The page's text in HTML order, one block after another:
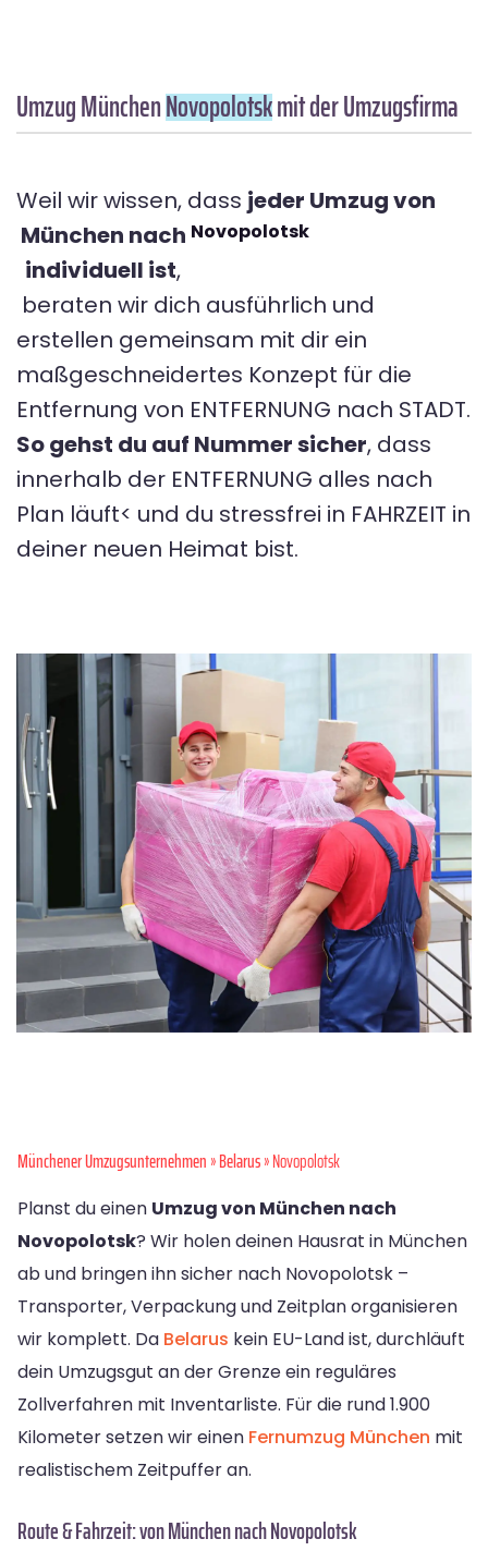
Umzug MünchenNovopolotskmit der Umzugsfirma
Weil wir wissen, dass jeder Umzug von
München nach Novopolotsk
individuell ist,
beraten wir dich ausführlich und
erstellen gemeinsam mit dir ein
maßgeschneidertes Konzept für die
Entfernung von ENTFERNUNG nach STADT.
So gehst du auf Nummer sicher, dass
innerhalb der ENTFERNUNG alles nach
Plan läuft< und du stressfrei in FAHRZEIT in
deiner neuen Heimat bist.
Münchener Umzugsunternehmen»Belarus» Novopolotsk
Planst du einen Umzug von München nach
Novopolotsk? Wir holen deinen Hausrat in München
ab und bringen ihn sicher nach Novopolotsk –
Transporter, Verpackung und Zeitplan organisieren
wir komplett. Da Belarus kein EU-Land ist, durchläuft
dein Umzugsgut an der Grenze ein reguläres
Zollverfahren mit Inventarliste. Für die rund 1.900
Kilometer setzen wir einen Fernumzug München mit
realistischem Zeitpuffer an.
Route & Fahrzeit: von München nach Novopolotsk